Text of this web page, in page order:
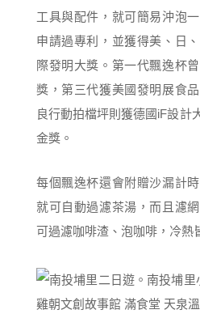
工具與配件，就可簡易沖泡
申請過專利，並獲得美、日
際發明大獎。第一代飄逸杯
獎，第三代獲美國發明展食
良行動拍檔坪則獲德國iF設計
金獎。
每個飄逸杯還會附贈沙漏計
就可自動過濾茶湯，而且濾
可過濾咖啡渣、泡咖啡，冷熱